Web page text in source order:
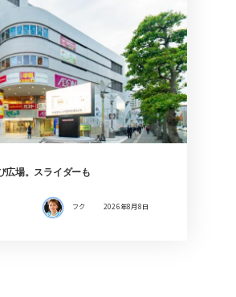
広場。スライダーも
フク 2026年8月8日